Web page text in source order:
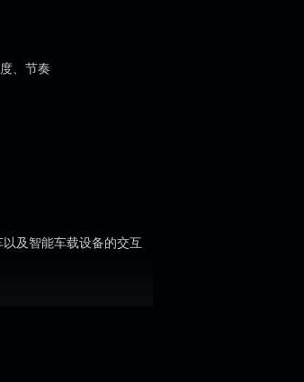
、节奏
及智能车载设备的交互